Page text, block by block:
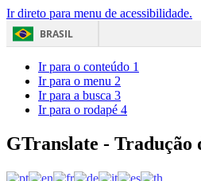
Ir direto para menu de acessibilidade.
BRASIL
Ir para o conteúdo 1
Ir para o menu 2
Ir para a busca 3
Ir para o rodapé 4
GTranslate - Tradução